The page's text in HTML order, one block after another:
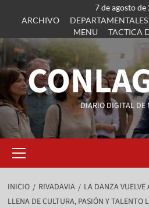
7 de agosto de
ARCHIVO
DEPARTAMENTALES
MENU
TACTICA
DIARIO DIGITAL DE
INICIO RIVADAVIA
LA DANZA
LLENA DE CULTURA, PASIÓN Y TALENTO